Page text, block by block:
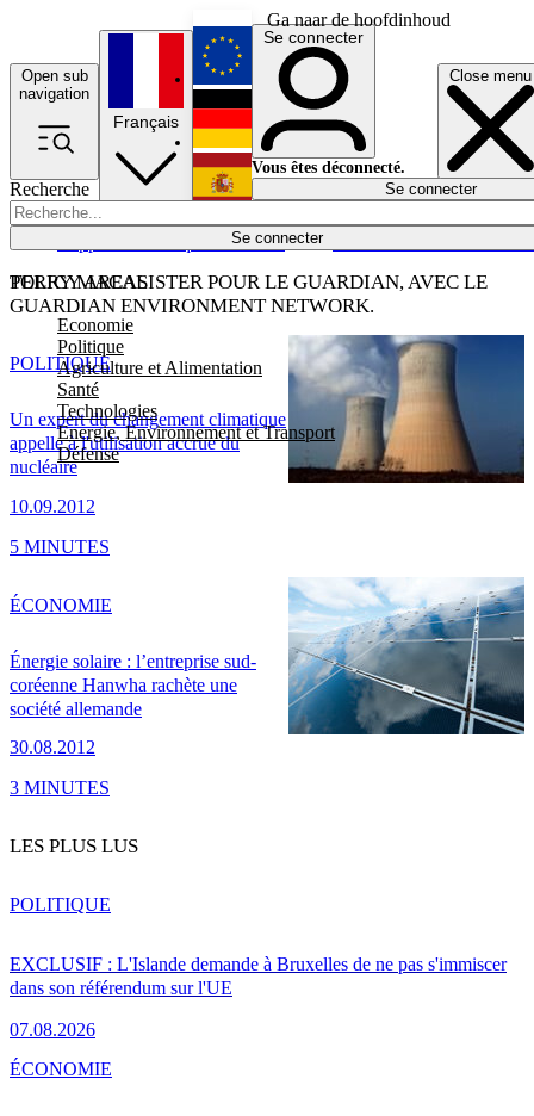
Ga naar de hoofdinhoud
Open sub
navigation
Close menu
Recherche
Se connecter
POLICY AREAS
Economie
Politique
Agriculture et Alimentation
Santé
Technologies
Energie, Environnement et Transport
Défense
Économie
Français
English
Deutsch
Español
Se connecter
Vous êtes déconnecté.
Se connecter
TERRY MACALISTER POUR LE GUARDIAN, AVEC LE
GUARDIAN ENVIRONMENT NETWORK.
Un expert du changement climatique
appelle à l'utilisation accrue du
nucléaire
10.09.2012
POLITIQUE
5 MINUTES
Énergie solaire : l’entreprise sud-
coréenne Hanwha rachète une
société allemande
30.08.2012
ÉCONOMIE
3 MINUTES
LES PLUS LUS
EXCLUSIF : L'Islande demande à Bruxelles de ne pas s'immiscer
dans son référendum sur l'UE
07.08.2026
POLITIQUE
ÉCONOMIE